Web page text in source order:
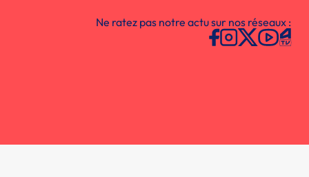
Ne ratez pas notre actu sur nos réseaux :